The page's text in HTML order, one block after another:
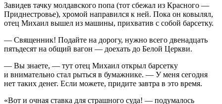
Завидев тачку молдавского попа (тот сбежал из Красного —
Приднестровье), хромой направился к ней. Пока он ковылял,
отец Михаил вышел из машины, прихватив с собой барсетку.
— Священник! Подайте на дорогу, нужно всего двенадцать
пятьдесят на общий вагон — доехать до Белой Церкви.
— Вы знаете, — тут отец Михаил открыл барсетку
и внимательно стал рыться в бумажнике. — У меня сегодня
нет таких денег. Если можете, придите завтра в это время.
«Вот и очная ставка для страшного суда! — подумалось